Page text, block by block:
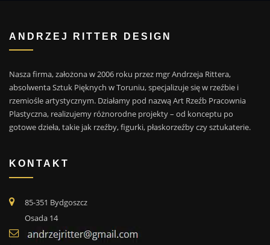
ANDRZEJ RITTER DESIGN
Nasza firma, założona w 2006 roku przez mgr Andrzeja Rittera,
absolwenta Sztuk Pięknych w Toruniu, specjalizuje się w rzeźbie i
rzemiośle artystycznym. Działamy pod nazwą Art Rzeźb Pracownia
Plastyczna, realizujemy różnorodne projekty – od konceptu po
gotowe dzieła, takie jak rzeźby, figurki, płaskorzeźby czy sztukaterie.
KONTAKT
85-351 Bydgoszcz
Osada 14